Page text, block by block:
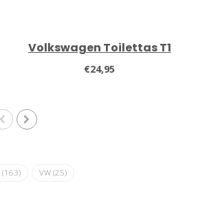
Volkswagen Toilettas T1
€24,95
(163) VW (25)